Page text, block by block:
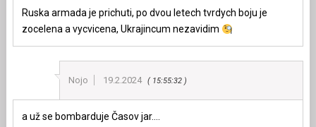
Ruska armada je prichuti, po dvou letech tvrdych boju je
zocelena a vycvicena, Ukrajincum nezavidim
Nojo 19.2.2024 15:55:32
a už se bombarduje Časov jar….